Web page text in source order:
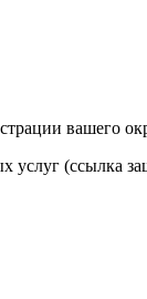
вашего
услуг (ссылка